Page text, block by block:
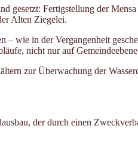
gesetzt: Fertigstellung der
Alten Ziegelei.
wie in der Vergangenheit
nicht nur auf
zur Überwachung der
der durch einen